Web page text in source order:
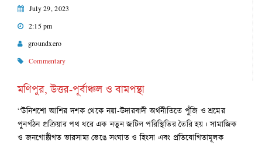
July 29, 2023
2:15 pm
groundxero
Commentary
মণিপুর, উত্তর-পূর্বাঞ্চল ও বামপন্থা
“উনিশশো আশির দশক থেকে নয়া-উদারবাদী অর্থনীতিতে পুঁজি ও শ্রমের
পুনর্গঠন প্রক্রিয়ার পথ ধরে এক নতুন জটিল পরিস্থিতির তৈরি হয়। সামাজিক
ও জনগোষ্ঠীগত ভারসাম্য ভেঙে সংঘাত ও হিংসা এবং প্রতিযোগিতামূলক